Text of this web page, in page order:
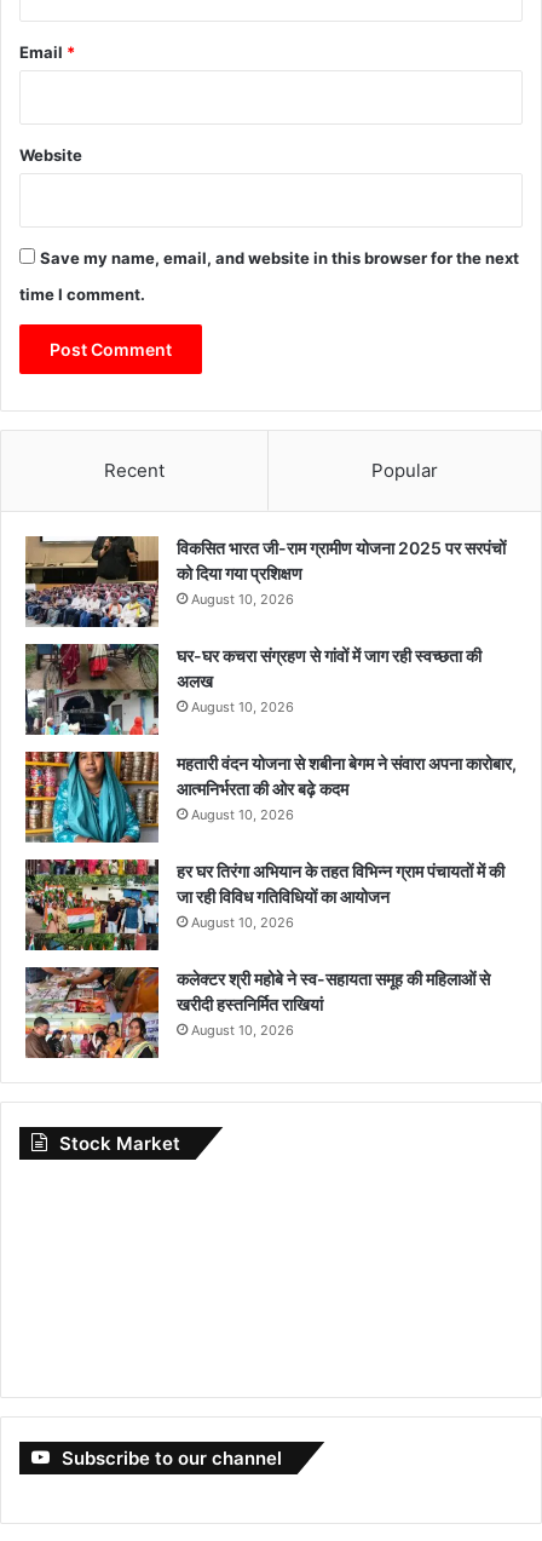
Email *
Website
Save my name, email, and website in this browser for the next
time I comment.
Recent Popular
विकसित भारत जी-राम ग्रामीण योजना 2025 पर सरपंचों
को दिया गया प्रशिक्षण
August 10, 2026
घर-घर कचरा संग्रहण से गांवों में जाग रही स्वच्छता की
अलख
August 10, 2026
महतारी वंदन योजना से शबीना बेगम ने संवारा अपना कारोबार,
आत्मनिर्भरता की ओर बढ़े कदम
August 10, 2026
हर घर तिरंगा अभियान के तहत विभिन्न ग्राम पंचायतों में की
जा रही विविध गतिविधियों का आयोजन
August 10, 2026
कलेक्टर श्री महोबे ने स्व-सहायता समूह की महिलाओं से
खरीदी हस्तनिर्मित राखियां
August 10, 2026
Stock Market
Subscribe to our channel